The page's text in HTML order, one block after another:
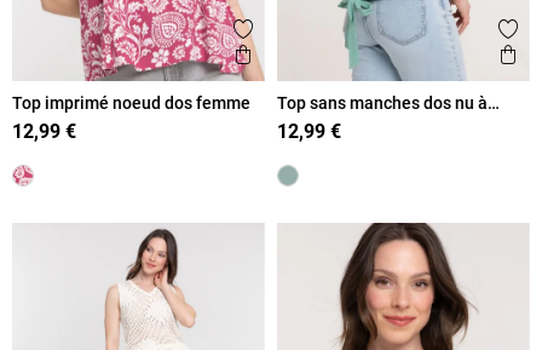
Ajouter aux favoris
Aperçu rapide
Top imprimé noeud dos femme
12,99 €
Top sans manches dos nu à
nouer femme
12,99 €